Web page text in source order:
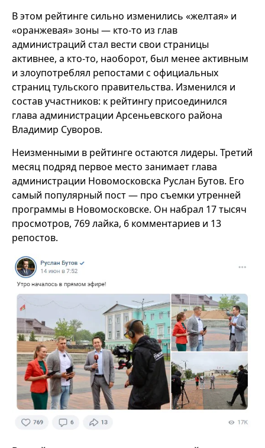
В этом рейтинге сильно изменились «желтая» и
«оранжевая» зоны — кто-то из глав
администраций стал вести свои страницы
активнее, а кто-то, наоборот, был менее активным
и злоупотреблял репостами с официальных
страниц тульского правительства. Изменился и
состав участников: к рейтингу присоединился
глава администрации Арсеньевского района
Владимир Суворов.
Неизменными в рейтинге остаются лидеры. Третий
месяц подряд первое место занимает глава
администрации Новомосковска Руслан Бутов. Его
самый популярный пост — про съемки утренней
программы в Новомосковске. Он набрал 17 тысяч
просмотров, 769 лайка, 6 комментариев и 13
репостов.